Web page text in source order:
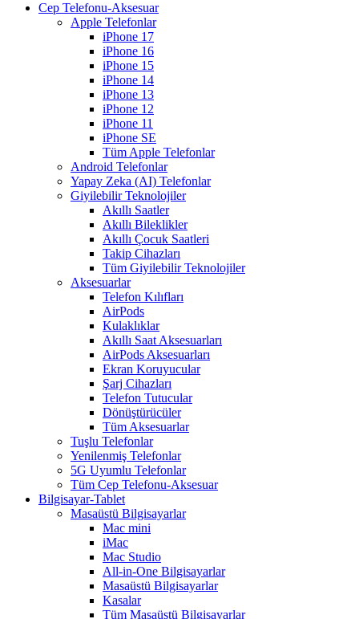
Cep Telefonu-Aksesuar
Apple Telefonlar
iPhone 17
iPhone 16
iPhone 15
iPhone 14
iPhone 13
iPhone 12
iPhone 11
iPhone SE
Tüm Apple Telefonlar
Android Telefonlar
Yapay Zeka (AI) Telefonlar
Giyilebilir Teknolojiler
Akıllı Saatler
Akıllı Bileklikler
Akıllı Çocuk Saatleri
Takip Cihazları
Tüm Giyilebilir Teknolojiler
Aksesuarlar
Telefon Kılıfları
AirPods
Kulaklıklar
Akıllı Saat Aksesuarları
AirPods Aksesuarları
Ekran Koruyucular
Şarj Cihazları
Telefon Tutucular
Dönüştürücüler
Tüm Aksesuarlar
Tuşlu Telefonlar
Yenilenmiş Telefonlar
5G Uyumlu Telefonlar
Tüm Cep Telefonu-Aksesuar
Bilgisayar-Tablet
Masaüstü Bilgisayarlar
Mac mini
iMac
Mac Studio
All-in-One Bilgisayarlar
Masaüstü Bilgisayarlar
Kasalar
Tüm Masaüstü Bilgisayarlar